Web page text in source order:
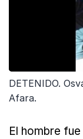
DETENIDO.
Afara.
El hombre